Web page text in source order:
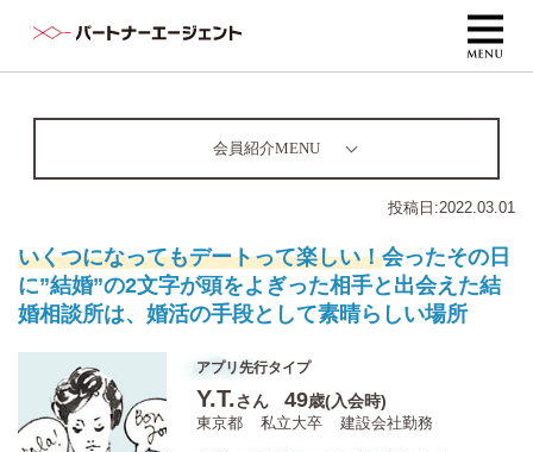
会員紹介MENU
投稿日:2022.03.01
いくつになってもデートって楽しい！会ったその日
に”結婚”の2文字が頭をよぎった相手と出会えた結
婚相談所は、婚活の手段として素晴らしい場所
アプリ先行タイプ
Y.T.さん 49歳(入会時)
東京都 私立大卒 建設会社勤務